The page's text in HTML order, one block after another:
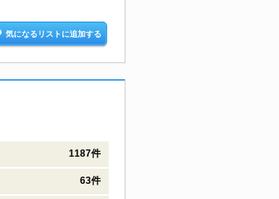
気になるリストに追加する
1187件
63件